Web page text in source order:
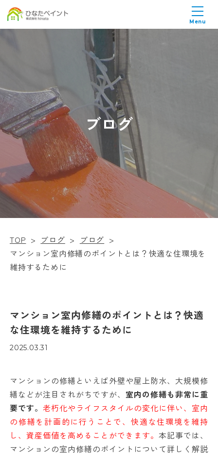
Menu
ブログ
TOP > ブログ > ブログ >
マンション室内修繕のポイントとは？快適な住環境を
維持するために
マンション室内修繕のポイントとは？快適
な住環境を維持するために
2025.03.31
マンションの修繕といえば外壁や屋上防水、大規模修
繕などが注目されがちですが、室内の修繕も非常に重
要です。老朽化やライフスタイルの変化に伴い、室内
の修繕を計画的に行うことで、快適な住環境を維持
し、資産価値を高めることができます。本記事では、
マンションの室内修繕のポイントについて詳しく解説